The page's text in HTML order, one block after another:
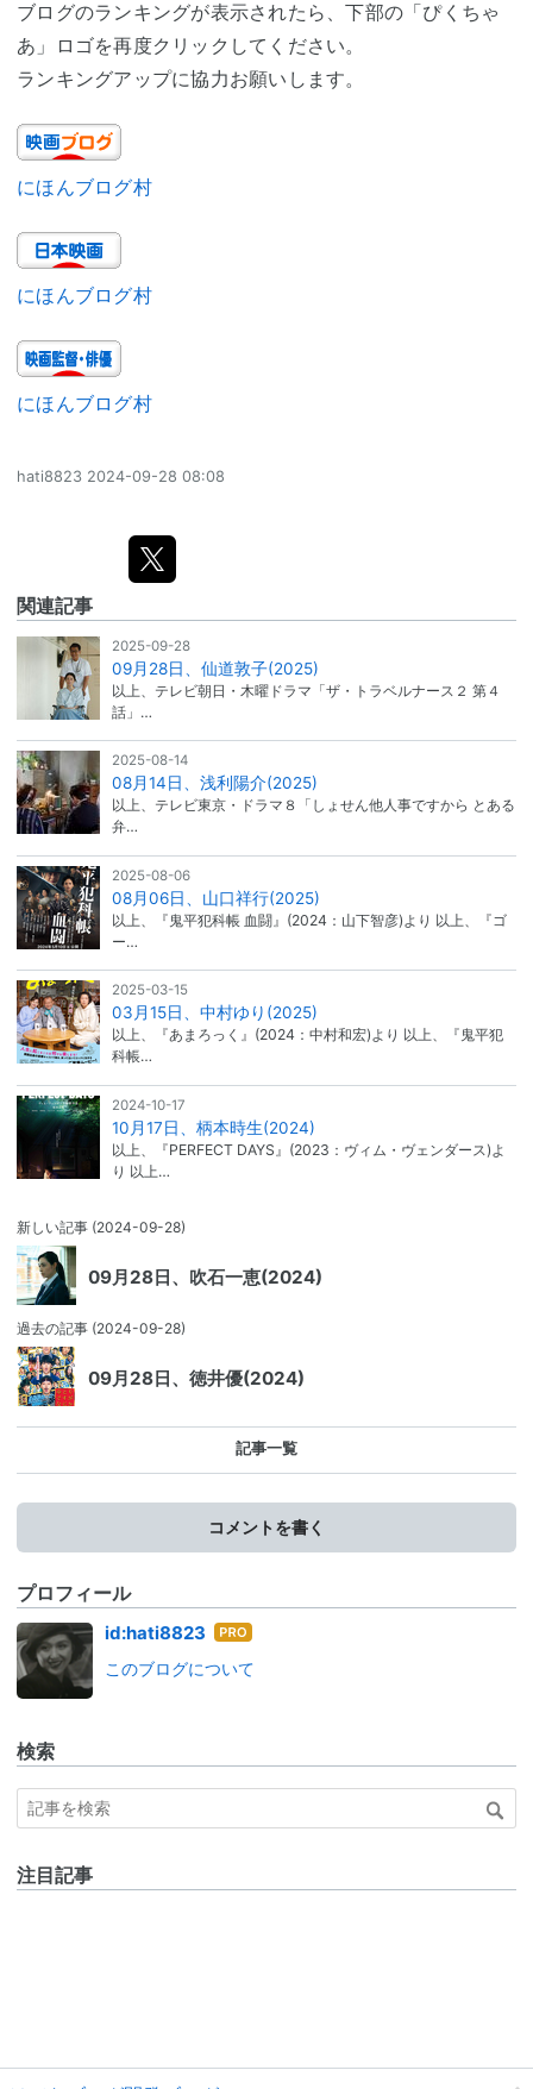
ブログのランキングが表示されたら、下部の「ぴくちゃ
あ」ロゴを再度クリックしてください。
ランキングアップに協力お願いします。
にほんブログ村
にほんブログ村
にほんブログ村
hati8823 2024-09-28 08:08
関連記事
2025-09-28
09月28日、仙道敦子(2025)
以上、テレビ朝日・木曜ドラマ「ザ・トラベルナース２ 第４
話」…
2025-08-14
08月14日、浅利陽介(2025)
以上、テレビ東京・ドラマ８「しょせん他人事ですから とある
弁…
2025-08-06
08月06日、山口祥行(2025)
以上、『鬼平犯科帳 血闘』(2024：山下智彦)より 以上、『ゴ
ー…
2025-03-15
03月15日、中村ゆり(2025)
以上、『あまろっく』(2024：中村和宏)より 以上、『鬼平犯
科帳…
2024-10-17
10月17日、柄本時生(2024)
以上、『PERFECT DAYS』(2023：ヴィム・ヴェンダース)よ
り 以上…
新しい記事 (2024-09-28)
09月28日、吹石一恵(2024)
過去の記事 (2024-09-28)
09月28日、徳井優(2024)
記事一覧
コメントを書く
プロフィール
id:hati8823 はて
ログ
このブログについて
検索
注目記事